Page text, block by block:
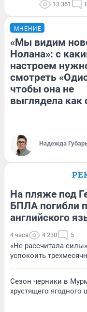
13 361
МНЕНИЕ
«Мы видим
Нолана»: с
настроем
смотреть
чтобы она не
выглядела как
Надежда
На пляже под
БПЛА погибли
английского
4 часа 4 230 5
«Не рассчитала
успокоить
Сезон черники в
хрустящего ягодного